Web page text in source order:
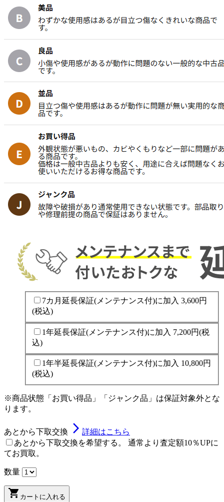
7カ月延長保証(メンテナンス付)に加入 3,600円
(税込)
1年延長保証(メンテナンス付)に加入 7,200円(税
込)
1年半延長保証(メンテナンス付)に加入 10,800円
(税込)
※商品状態「お買い得品」「ジャンク品」は保証対象外とな
ります。
あとから下取交換 arrow_forward_ios 詳細はこちら
あとから下取交換を希望する。 通常より査定額10％UPに
てお買取。
数量
shopping_cart カートに入れる